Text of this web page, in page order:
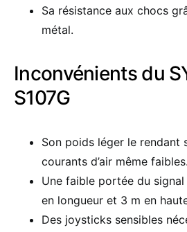
Sa résistance aux chocs
métal.
Inconvénients du
S107G
Son poids léger le rendant
courants d’air même faibles.
Une faible portée du
en longueur et 3 m en
Des joysticks sensibles